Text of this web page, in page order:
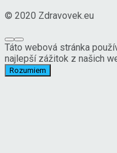
© 2020 Zdravovek.eu
Táto webová stránka
najlepší zážitok z našich
Rozumiem